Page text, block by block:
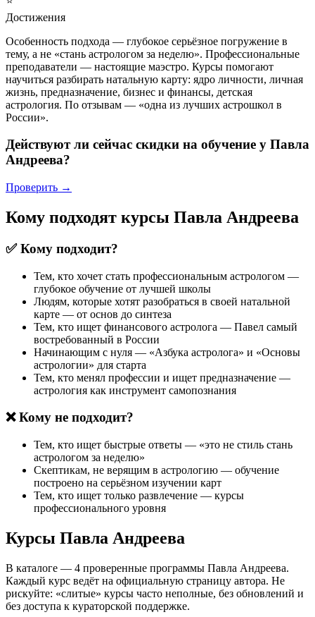
Достижения
Особенность подхода — глубокое серьёзное погружение в
тему, а не «стань астрологом за неделю». Профессиональные
преподаватели — настоящие маэстро. Курсы помогают
научиться разбирать натальную карту: ядро личности, личная
жизнь, предназначение, бизнес и финансы, детская
астрология. По отзывам — «одна из лучших астрошкол в
России».
Действуют ли сейчас скидки на обучение у Павла
Андреева?
Проверить →
Кому подходят курсы Павла Андреева
✅ Кому подходит?
Тем, кто хочет стать профессиональным астрологом —
глубокое обучение от лучшей школы
Людям, которые хотят разобраться в своей натальной
карте — от основ до синтеза
Тем, кто ищет финансового астролога — Павел самый
востребованный в России
Начинающим с нуля — «Азбука астролога» и «Основы
астрологии» для старта
Тем, кто менял профессии и ищет предназначение —
астрология как инструмент самопознания
❌ Кому не подходит?
Тем, кто ищет быстрые ответы — «это не стиль стань
астрологом за неделю»
Скептикам, не верящим в астрологию — обучение
построено на серьёзном изучении карт
Тем, кто ищет только развлечение — курсы
профессионального уровня
Курсы Павла Андреева
В каталоге — 4 проверенные программы Павла Андреева.
Каждый курс ведёт на официальную страницу автора. Не
рискуйте: «слитые» курсы часто неполные, без обновлений и
без доступа к кураторской поддержке.